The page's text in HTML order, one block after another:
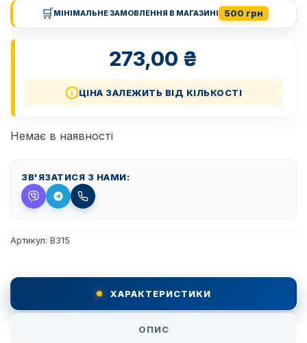
🛒МІНІМАЛЬНЕ ЗАМОВЛЕННЯ В МАГАЗИНІ 500 грн
273,00 ₴
ЦІНА ЗАЛЕЖИТЬ ВІД КІЛЬКОСТІ
Немає в наявності
ЗВ'ЯЗАТИСЯ З НАМИ:
Артикул: B315
ХАРАКТЕРИСТИКИ
ОПИС